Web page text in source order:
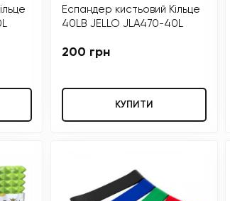
Еспандер кистьовий Кільце
40LB JELLO JLA470-40L
200 грн
КУПИТИ